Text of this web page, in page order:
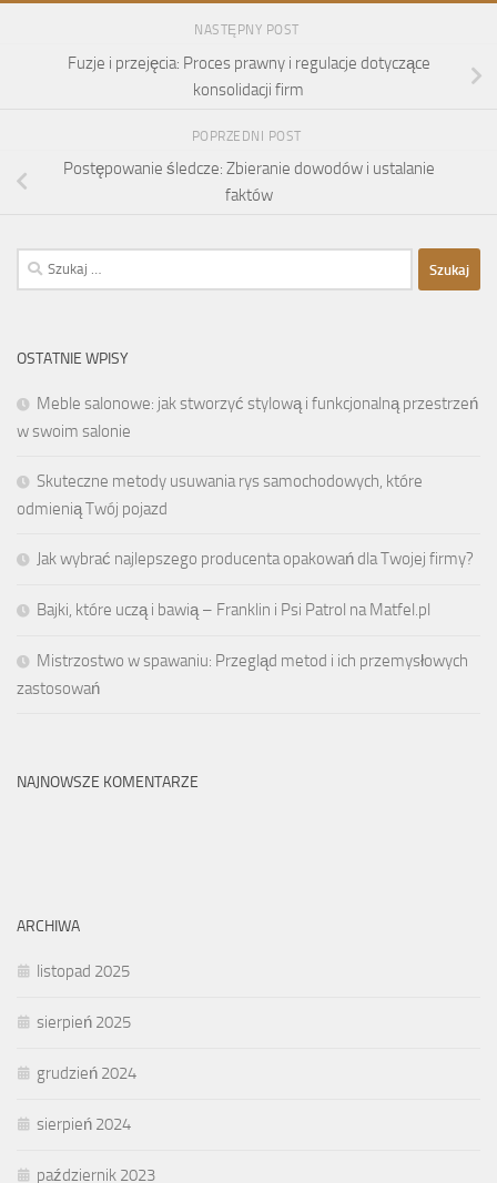
NASTĘPNY POST
Fuzje i przejęcia: Proces prawny i regulacje dotyczące
konsolidacji firm
POPRZEDNI POST
Postępowanie śledcze: Zbieranie dowodów i ustalanie
faktów
Szukaj:
OSTATNIE WPISY
Meble salonowe: jak stworzyć stylową i funkcjonalną przestrzeń
w swoim salonie
Skuteczne metody usuwania rys samochodowych, które
odmienią Twój pojazd
Jak wybrać najlepszego producenta opakowań dla Twojej firmy?
Bajki, które uczą i bawią – Franklin i Psi Patrol na Matfel.pl
Mistrzostwo w spawaniu: Przegląd metod i ich przemysłowych
zastosowań
NAJNOWSZE KOMENTARZE
ARCHIWA
listopad 2025
sierpień 2025
grudzień 2024
sierpień 2024
październik 2023